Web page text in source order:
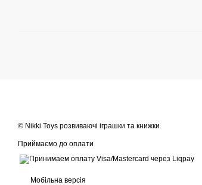
© Nikki Toys розвиваючі іграшки та книжки
Приймаємо до оплати
Мобільна версія